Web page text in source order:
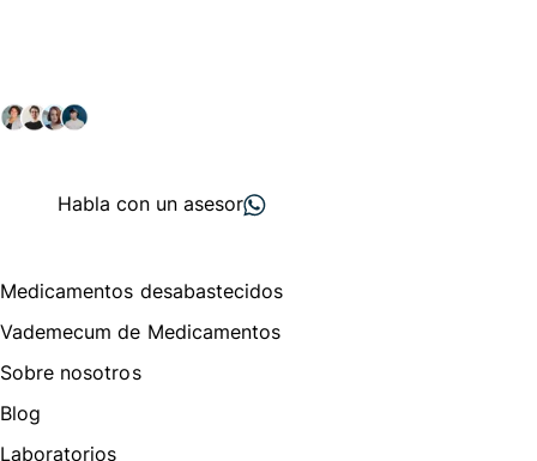
Habla con un asesor
Medicamentos desabastecidos
Vademecum de Medicamentos
Sobre nosotros
Blog
Laboratorios